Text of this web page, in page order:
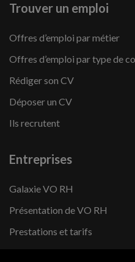
Trouver un emploi
Offres d’emploi par métier
Offres d’emploi par type de
Rédiger son CV
Déposer un CV
Ils recrutent
Entreprises
Galaxie VO RH
Présentation de VO RH
Prestations et tarifs